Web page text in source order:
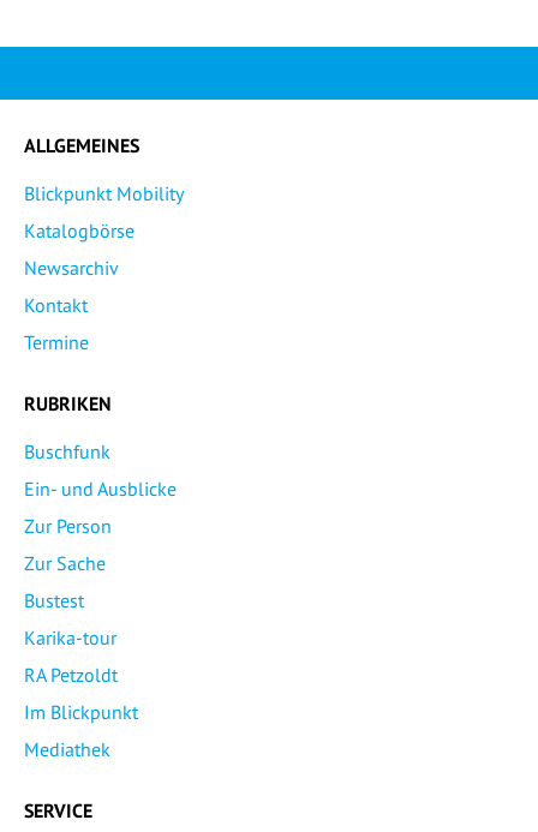
ALLGEMEINES
Blickpunkt Mobility
Katalogbörse
Newsarchiv
Kontakt
Termine
RUBRIKEN
Buschfunk
Ein- und Ausblicke
Zur Person
Zur Sache
Bustest
Karika-tour
RA Petzoldt
Im Blickpunkt
Mediathek
SERVICE